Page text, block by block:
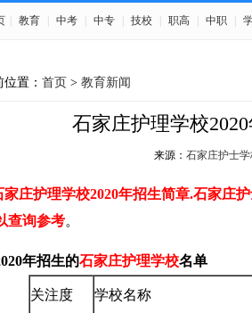
教育 中考 中专 技校 职高 中职
位置： 首页 > 教育新闻
石家庄护理学校
来源： 石家庄护士学
家庄护理学校2020年招生简章.石家庄
查询参考。
年招生的石家庄护理学校名单
关注度 学校名称